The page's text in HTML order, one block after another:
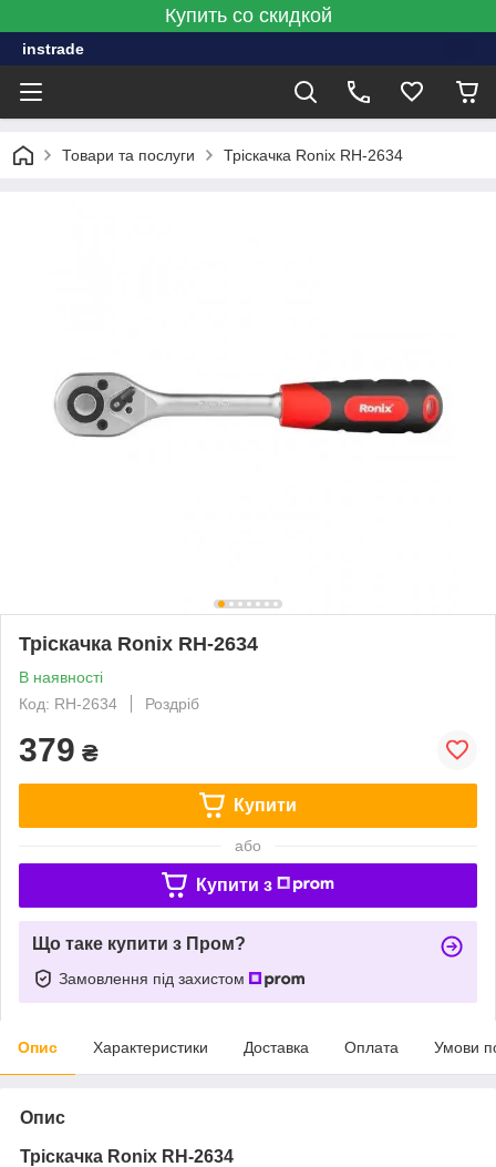
Купить со скидкой
instrade
Товари та послуги Тріскачка Ronix RH-2634
Тріскачка Ronix RH-2634
В наявності
Код: RH-2634
Роздріб
379 ₴
Купити
або
Купити з
Що таке купити з Пром?
Замовлення під захистом
Опис Характеристики Доставка Оплата Умови
Опис
Тріскачка Ronix RH-2634